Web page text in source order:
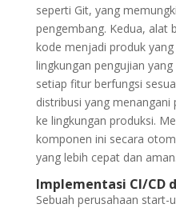
seperti Git, yang
pengembang. Kedua, alat
kode menjadi produk
lingkungan pengujian
setiap fitur berfungsi
distribusi yang
ke lingkungan produksi.
komponen ini secara
yang lebih cepat dan aman.
Implementasi CI/CD
Sebuah perusahaan start-